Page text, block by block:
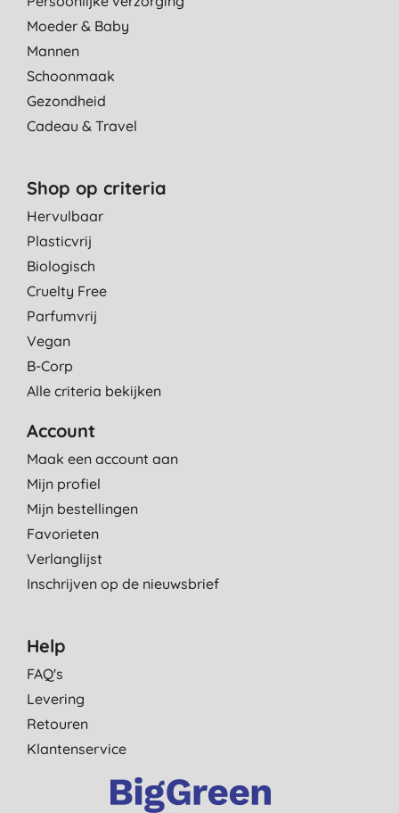
Moeder & Baby
Mannen
Schoonmaak
Gezondheid
Cadeau & Travel
Shop op criteria
Hervulbaar
Plasticvrij
Biologisch
Cruelty Free
Parfumvrij
Vegan
B-Corp
Alle criteria bekijken
Account
Maak een account aan
Mijn profiel
Mijn bestellingen
Favorieten
Verlanglijst
Inschrijven op de nieuwsbrief
Help
FAQ's
Levering
Retouren
Klantenservice